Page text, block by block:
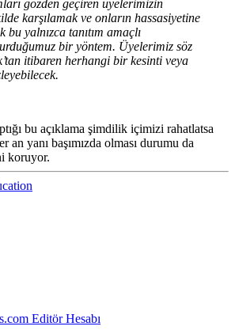
gözden geçiren üyelerimizin
karşılamak ve onların hassasiyetine
bu yalnızca tanıtım amaçlı
bir yöntem. Üyelerimiz söz
itibaren herhangi bir kesinti veya
bu açıklama şimdilik içimizi rahatlatsa
an yanı başımızda olması durumu da
koruyor.
Editör Hesabı